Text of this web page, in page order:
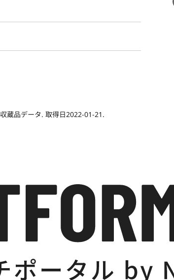
蔵品データ. 取得日2022-01-21.